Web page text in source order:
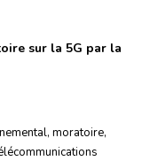
sur la 5G par la
, moratoire,